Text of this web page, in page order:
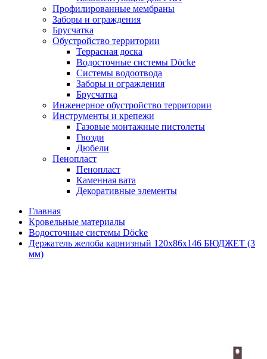
Профилированные мембраны
Заборы и ограждения
Брусчатка
Обустройство территории
Террасная доска
Водосточные системы Döcke
Системы водоотвода
Заборы и ограждения
Брусчатка
Инженерное обустройство территории
Инструменты и крепежи
Газовые монтажные пистолеты
Гвозди
Дюбели
Пенопласт
Пенопласт
Каменная вата
Декоративные элементы
Главная
Кровельные материалы
Водосточные системы Döcke
Держатель желоба карнизный 120х86х146 БЮДЖЕТ (3
мм)